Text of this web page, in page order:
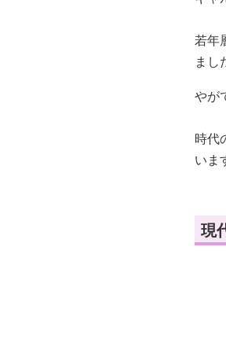
若年
まし
やが
時代
いま
現